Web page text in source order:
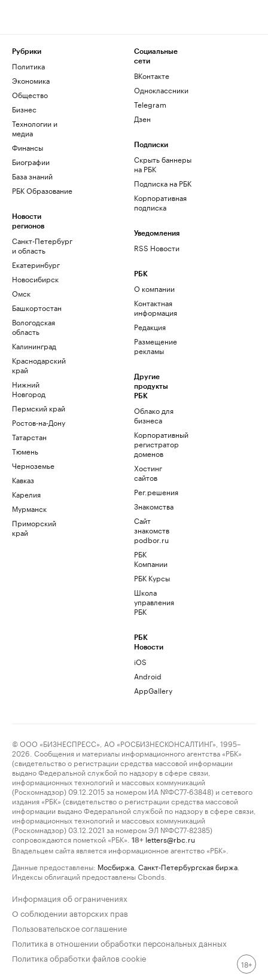
Рубрики
Политика
Экономика
Общество
Бизнес
Технологии и
медиа
Финансы
Биографии
База знаний
РБК Образование
Новости
регионов
Санкт-Петербург
и область
Екатеринбург
Новосибирск
Омск
Башкортостан
Вологодская
область
Калининград
Краснодарский
край
Нижний
Новгород
Пермский край
Ростов-на-Дону
Татарстан
Тюмень
Черноземье
Кавказ
Карелия
Мурманск
Приморский
край
Социальные
сети
ВКонтакте
Одноклассники
Telegram
Дзен
Подписки
Скрыть баннеры
на РБК
Подписка на РБК
Корпоративная
подписка
Уведомления
RSS Новости
РБК
О компании
Контактная
информация
Редакция
Размещение
рекламы
Другие
продукты
РБК
Облако для
бизнеса
Корпоративный
регистратор
доменов
Хостинг
сайтов
Рег.решения
Знакомства
Сайт
знакомств
podbor.ru
РБК
Компании
РБК Курсы
Школа
управления
РБК
РБК
Новости
iOS
Android
AppGallery
© ООО «БИЗНЕСПРЕСС», АО «РОСБИЗНЕСКОНСАЛТИНГ», 1995–
2026. Сообщения и материалы информационного агентства «РБК»
(свидетельство о регистрации средства массовой информации
выдано Федеральной службой по надзору в сфере связи,
информационных технологий и массовых коммуникаций
(Роскомнадзор) 09.12.2015 за номером ИА №ФС77-63848) и сетевого
издания «РБК» (свидетельство о регистрации средства массовой
информации выдано Федеральной службой по надзору в сфере связи,
информационных технологий и массовых коммуникаций
(Роскомнадзор) 03.12.2021 за номером ЭЛ №ФС77-82385)
сопровождаются пометкой «РБК».
18+ letters@rbc.ru
Владельцем сайта является информационное агентство «РБК».
Данные предоставлены: Мосбиржа Санкт-Петербургская биржа
Индексы облигаций предоставлены Cbonds.
Информация об ограничениях
О соблюдении авторских прав
Пользовательское соглашение
Политика в отношении обработки персональных данных
Политика обработки файлов cookie
18+